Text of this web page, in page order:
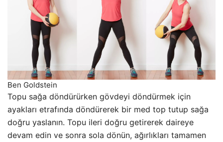
Ben Goldstein
Topu sağa döndürürken gövdeyi döndürmek için
ayakları etrafında döndürerek bir med top tutup sağa
doğru yaslanın. Topu ileri doğru getirerek daireye
devam edin ve sonra sola dönün, ağırlıkları tamamen